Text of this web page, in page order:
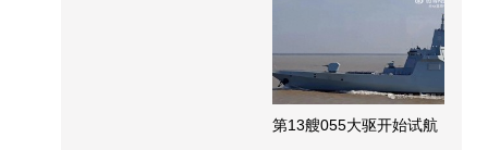
第13艘055大驱开始试航